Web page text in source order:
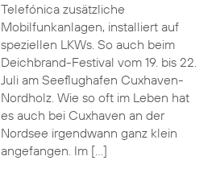
Telefónica zusätzliche
Mobilfunkanlagen, installiert auf
speziellen LKWs. So auch beim
Deichbrand-Festival vom 19. bis 22.
Juli am Seeflughafen Cuxhaven-
Nordholz. Wie so oft im Leben hat
es auch bei Cuxhaven an der
Nordsee irgendwann ganz klein
angefangen. Im […]